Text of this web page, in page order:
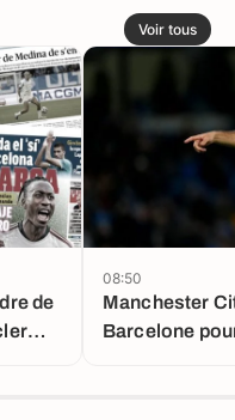
Voir tous
de
Manchester
Barcelone
08:50